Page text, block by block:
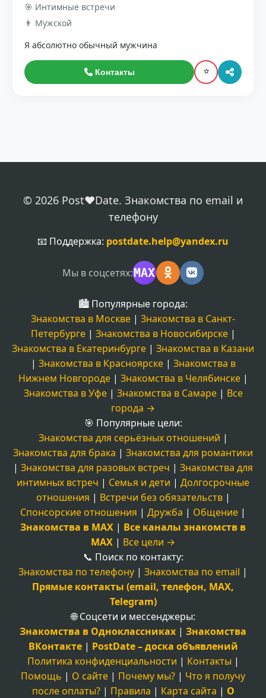
🎯 Интимные встречи
👨 Мужской
Я абсолютно обычный мужчина
Контакты ⭐
© 2026 Post❤️Date. Знакомства по email и
телефону
📧 Поддержка: postdate.help@yandex.ru
Мы в соцсетях:MAX
🏙️ Популярные города:
Знакомства в Москве | Знакомства в Санкт-
Петербурге| Знакомства в Новосибирске|
Знакомства в Екатеринбурге | Знакомства в Казани
| Знакомства в Красноярске| Знакомства в
Нижнем Новгороде| Знакомства в Челябинске|
Знакомства в Уфе| Знакомства в Самаре| Все
города →
🎯 Популярные цели:
Знакомства для серьёзных отношений |
Знакомства для брака | Знакомства для романтики
| Знакомства для разовых встреч | Знакомства для
интимных встреч | Семья и дети | Долгосрочные
отношения | Встречи без обязательств|
Спонсорские отношения | Дружба | Общение |
Знакомства в MAX | Все каналы знакомств в
MAX | Все цели →
📞 Поиск по контакту:
Знакомства по телефону | Знакомства по email |
Прямые контакты (email, телефон, MAX,
Telegram)
🌐 Соцсети и мессенджеры:
Знакомства в Одноклассниках | Знакомства
ВКонтакте| PostDate – доска объявлений
Политика конфиденциальности | Контакты |
Помощь | О сайте | Почему мы? | Что я получу
после оплаты?| Правила | Карта сайта | О